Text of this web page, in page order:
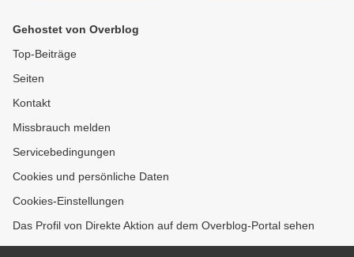
Gehostet von Overblog
Top-Beiträge
Seiten
Kontakt
Missbrauch melden
Servicebedingungen
Cookies und persönliche Daten
Cookies-Einstellungen
Das Profil von Direkte Aktion auf dem Overblog-Portal sehen